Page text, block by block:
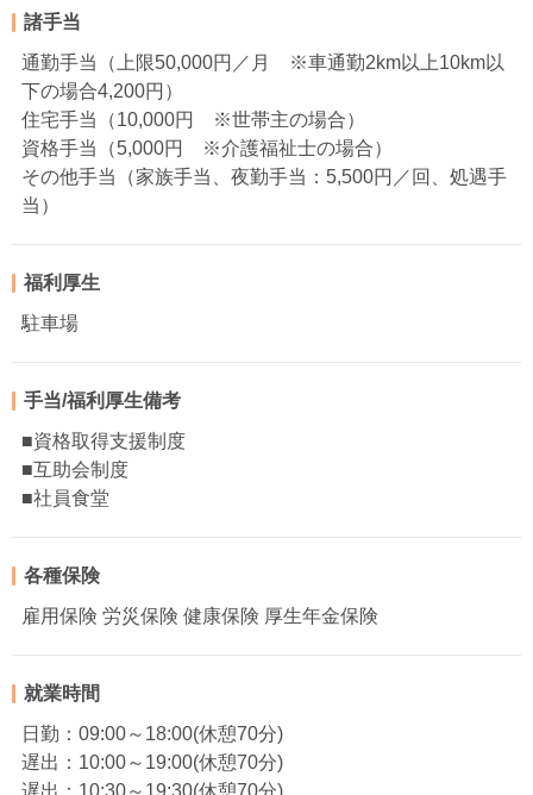
諸手当
通勤手当（上限50,000円／月 ※車通勤2km以上10km以
下の場合4,200円）
住宅手当（10,000円 ※世帯主の場合）
資格手当（5,000円 ※介護福祉士の場合）
その他手当（家族手当、夜勤手当：5,500円／回、処遇手
当）
福利厚生
駐車場
手当/福利厚生備考
■資格取得支援制度
■互助会制度
■社員食堂
各種保険
雇用保険 労災保険 健康保険 厚生年金保険
就業時間
日勤：09:00～18:00(休憩70分)
遅出：10:00～19:00(休憩70分)